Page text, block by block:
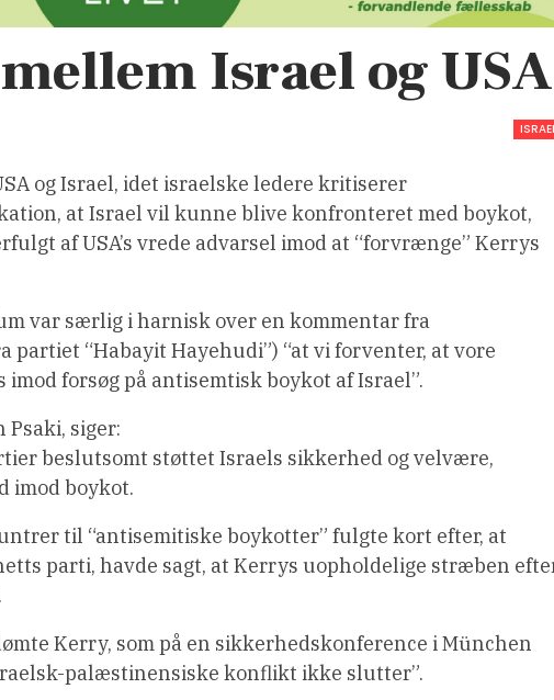
Israel og USA
og Israel, idet israelske ledere kritiserer
at Israel vil kunne blive konfronteret med boykot,
af USA’s vrede advarsel imod at “forvrænge” Kerrys
var særlig i harnisk over en kommentar fra
“Habayit Hayehudi”) “at vi forventer, at vore
forsøg på antisemtisk boykot af Israel”.
siger:
beslutsomt støttet Israels sikkerhed og velvære,
imod boykot.
til “antisemitiske boykotter” fulgte kort efter, at
parti, havde sagt, at Kerrys uopholdelige stræben
Kerry, som på en sikkerhedskonference i München
palæstinensiske konflikt ikke slutter”.